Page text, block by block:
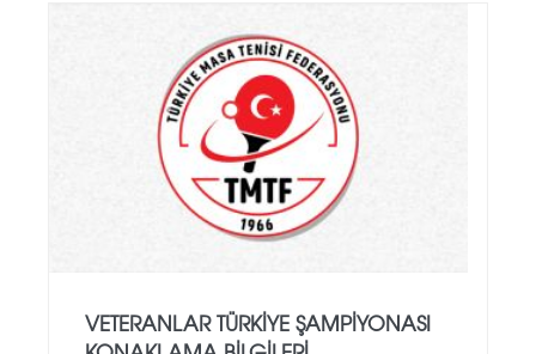
VETERANLAR TÜRKIYE ŞAMPIYONASI